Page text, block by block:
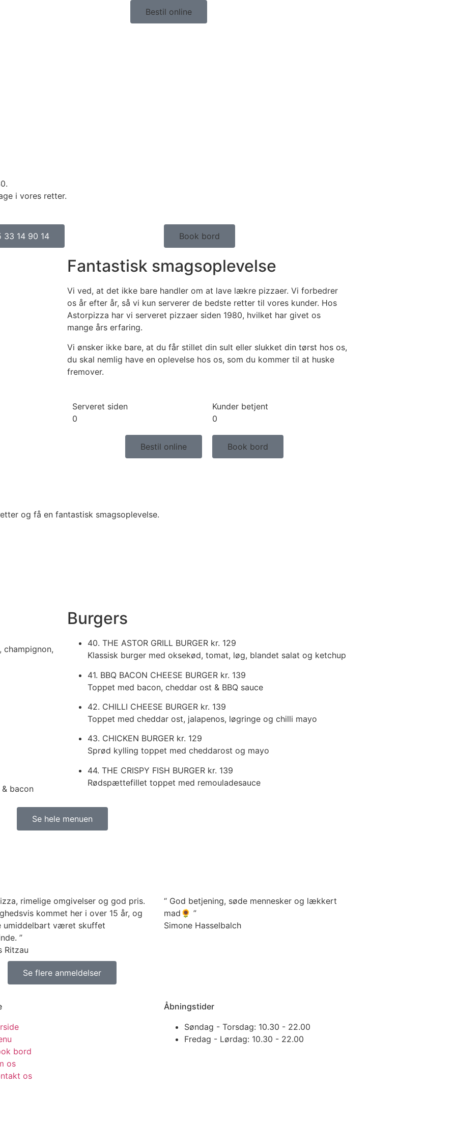
Bestil online
i vores retter.
33 14 90 14 Book bord
Fantastisk smagsoplevelse
Vi ved, at det ikke bare handler om at lave lækre pizzaer. Vi forbedrer
os år efter år, så vi kun serverer de bedste retter til vores kunder. Hos
Astorpizza har vi serveret pizzaer siden 1980, hvilket har givet os
mange års erfaring.
Vi ønsker ikke bare, at du får stillet din sult eller slukket din tørst hos os,
du skal nemlig have en oplevelse hos os, som du kommer til at huske
fremover.
Serveret siden
0
Kunder betjent
0
Bestil online Book bord
og få en fantastisk smagsoplevelse.
champignon,
bacon
Burgers
40. THE ASTOR GRILL BURGER kr. 129
Klassisk burger med oksekød, tomat, løg, blandet salat og ketchup
41. BBQ BACON CHEESE BURGER kr. 139
Toppet med bacon, cheddar ost & BBQ sauce
42. CHILLI CHEESE BURGER kr. 139
Toppet med cheddar ost, jalapenos, løgringe og chilli mayo
43. CHICKEN BURGER kr. 129
Sprød kylling toppet med cheddarost og mayo
44. THE CRISPY FISH BURGER kr. 139
Rødspættefillet toppet med remouladesauce
Se hele menuen
rimelige omgivelser og god pris.
kommet her i over 15 år, og
umiddelbart været skuffet
”
Ritzau
“ God betjening, søde mennesker og lækkert
mad🌻 ”
Simone Hasselbalch
Se flere anmeldelser
bord
os
os
Åbningstider
Søndag - Torsdag: 10.30 - 22.00
Fredag - Lørdag: 10.30 - 22.00